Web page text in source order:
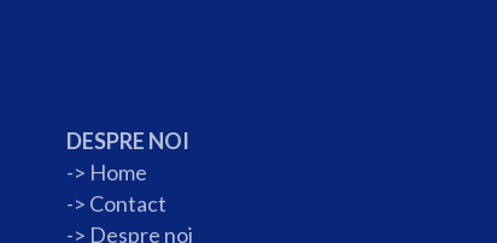
DESPRE NOI
-> Home
-> Contact
-> Despre noi